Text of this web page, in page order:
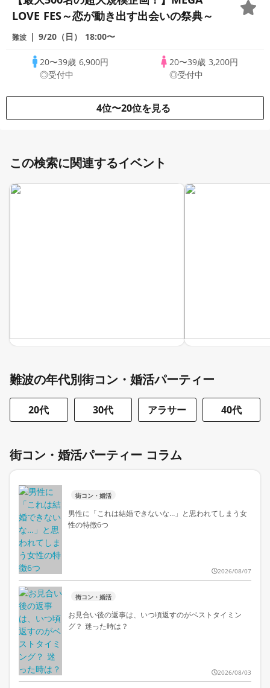
LOVE FES～恋が動き出す出会いの祭典～
難波 9/20（日） 18:00〜
20〜39歳 6,900円
◎受付中
20〜39歳 3,200円
◎受付中
4位〜20位を見る
この検索に関連するイベント
難波の年代別街コン・婚活パーティー
20代 30代 アラサー 40代
街コン・婚活パーティー コラム
街コン・婚活
男性に「これは結婚できないな…」と思われてしまう女
性の特徴6つ
2026/08/07
街コン・婚活
お見合い後の返事は、いつ頃返すのがベストタイミン
グ？ 迷った時は？
2026/08/03